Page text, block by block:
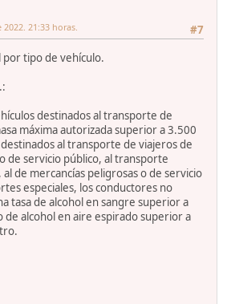
#7
2022. 21:33 horas.
tipo de vehículo.
destinados al transporte de
máxima autorizada superior a 3.500
al transporte de viajeros de
de servicio público, al transporte
de mercancías peligrosas o de servicio
especiales, los conductores no
tasa de alcohol en sangre superior a
alcohol en aire espirado superior a